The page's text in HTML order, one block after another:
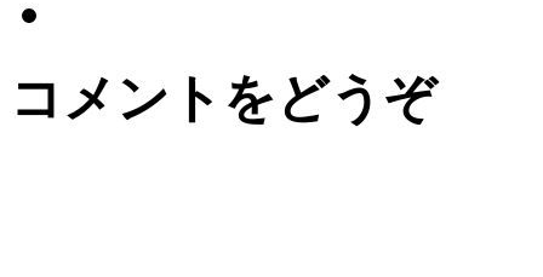
コメントをどうぞ